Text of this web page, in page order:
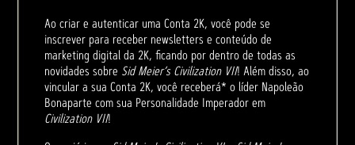
Ao criar e autenticar uma Conta 2K, você pode se
inscrever para receber newsletters e conteúdo de
marketing digital da 2K, ficando por dentro de todas as
novidades sobre Sid Meier’s Civilization VII! Além disso, ao
vincular a sua Conta 2K, você receberá* o líder Napoleão
Bonaparte com sua Personalidade Imperador em
Civilization VII!